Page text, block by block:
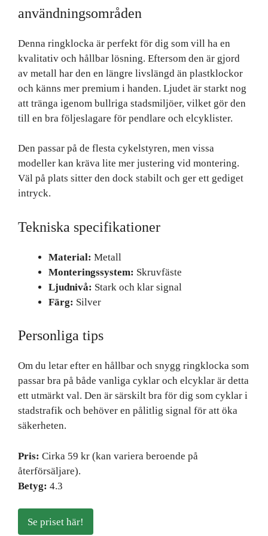
användningsområden
Denna ringklocka är perfekt för dig som vill ha en
kvalitativ och hållbar lösning. Eftersom den är gjord
av metall har den en längre livslängd än plastklockor
och känns mer premium i handen. Ljudet är starkt nog
att tränga igenom bullriga stadsmiljöer, vilket gör den
till en bra följeslagare för pendlare och elcyklister.
Den passar på de flesta cykelstyren, men vissa
modeller kan kräva lite mer justering vid montering.
Väl på plats sitter den dock stabilt och ger ett gediget
intryck.
Tekniska specifikationer
Material: Metall
Monteringssystem: Skruvfäste
Ljudnivå: Stark och klar signal
Färg: Silver
Personliga tips
Om du letar efter en hållbar och snygg ringklocka som
passar bra på både vanliga cyklar och elcyklar är detta
ett utmärkt val. Den är särskilt bra för dig som cyklar i
stadstrafik och behöver en pålitlig signal för att öka
säkerheten.
Pris: Cirka 59 kr (kan variera beroende på
återförsäljare).
Betyg: 4.3
Se priset här!